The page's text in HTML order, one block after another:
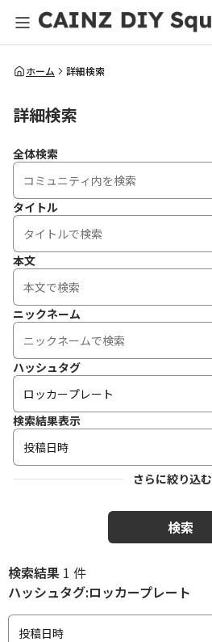
全体検索
ホーム 詳細検索
詳細検索
全体検索
タイトル
本文
ニックネーム
ハッシュタグ
検索結果表示
投稿日時
さらに絞り込む
検索
検索結果 1 件
ハッシュタグ:ロッカープレート
投稿日時